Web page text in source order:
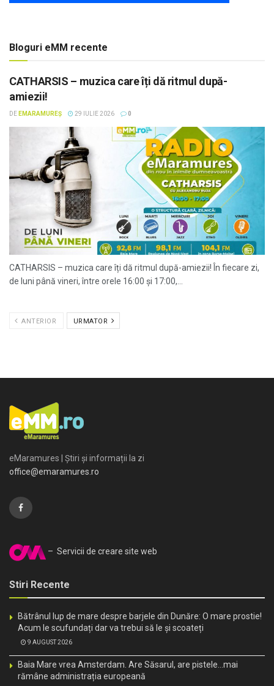
Bloguri eMM recente
CATHARSIS – muzica care îți dă ritmul după-
amiezii!
DE EMARAMUREȘ 29 IULIE 2026 0
CATHARSIS – muzica care îți dă ritmul după-amiezii! În fiecare zi,
de luni până vineri, între orele 16:00 și 17:00,...
ANTERIOR URMATOR
eMaramures | Știri și informații la zi
office@emaramures.ro
– Servicii de creare site web
Stiri Recente
Bătrânul lup de mare despre barjele din Dunăre: O mare prostie!
Acum le scufundați dar va trebui să le și scoateți
9 AUGUST 2026
Baia Mare vrea Amsterdam. Are Săsarul, are pistele…mai
rămâne administrația europeană